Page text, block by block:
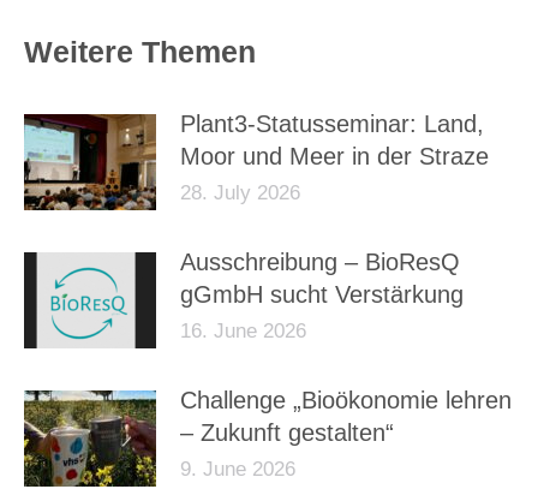
Weitere Themen
Plant3-Statusseminar: Land,
Moor und Meer in der Straze
28. July 2026
Ausschreibung – BioResQ
gGmbH sucht Verstärkung
16. June 2026
Challenge „Bioökonomie lehren
– Zukunft gestalten“
9. June 2026